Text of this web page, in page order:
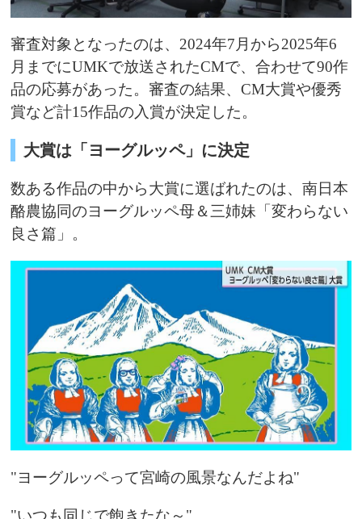
審査対象となったのは、2024年7月から2025年6
月までにUMKで放送されたCMで、合わせて90作
品の応募があった。審査の結果、CM大賞や優秀
賞など計15作品の入賞が決定した。
大賞は「ヨーグルッペ」に決定
数ある作品の中から大賞に選ばれたのは、南日本
酪農協同のヨーグルッペ母＆三姉妹「変わらない
良さ篇」。
"ヨーグルッペって宮崎の風景なんだよね"
"いつも同じで飽きたな～"